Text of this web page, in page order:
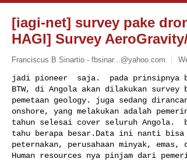
[iagi-net] survey pake
HAGI] Survey
Franciscus B Sinartio - fbsinar...@yahoo.com
jadi pioneer  saja.  pada prinsipnya
BTW, di Angola akan dilakukan
pemetaan geology. juga sedang
onshore, yang melakukan adalah
tahun selesai cover seluruh Angola.
tahu berapa besar.Data ini nanti
peternakan, perusahaan minyak, emas,
Human resources nya pinjam dari